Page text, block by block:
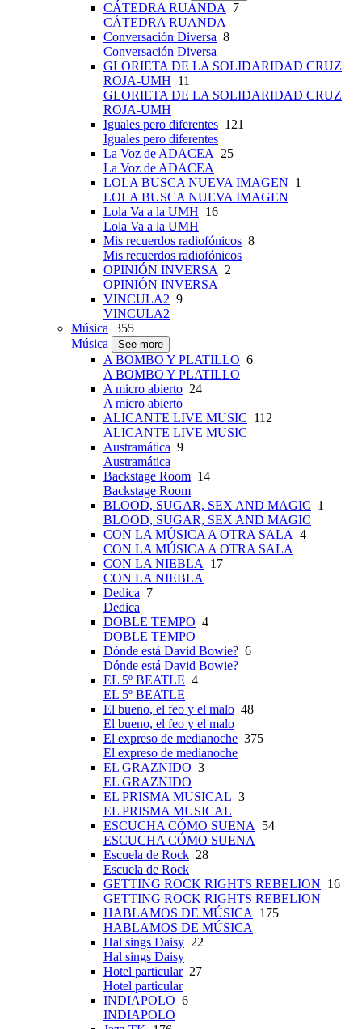
CÁTEDRA RUANDA
7
CÁTEDRA RUANDA
Conversación Diversa 8
Conversación Diversa
GLORIETA DE LA SOLIDARIDAD CRUZ
ROJA-UMH 11
GLORIETA DE LA SOLIDARIDAD CRUZ
ROJA-UMH
Iguales pero diferentes 121
Iguales pero diferentes
La Voz de ADACEA
25
La Voz de ADACEA
LOLA BUSCA NUEVA IMAGEN 1
LOLA BUSCA NUEVA IMAGEN
Lola Va a la UMH 16
Lola Va a la UMH
Mis recuerdos radiofónicos 8
Mis recuerdos radiofónicos
OPINIÓN INVERSA
2
OPINIÓN INVERSA
VINCULA2 9
VINCULA2
Música 355
Música
See more
A BOMBO Y PLATILLO 6
A BOMBO Y PLATILLO
A micro abierto 24
A micro abierto
ALICANTE LIVE MUSIC 112
ALICANTE LIVE MUSIC
Austramática 9
Austramática
Backstage Room 14
Backstage Room
BLOOD, SUGAR, SEX AND MAGIC 1
BLOOD, SUGAR, SEX AND MAGIC
CON LA MÚSICA A OTRA SALA 4
CON LA MÚSICA A OTRA SALA
CON LA NIEBLA
17
CON LA NIEBLA
Dedica 7
Dedica
DOBLE TEMPO 4
DOBLE TEMPO
Dónde está David Bowie? 6
Dónde está David Bowie?
EL 5º BEATLE 4
EL 5º BEATLE
El bueno, el feo y el malo 48
El bueno, el feo y el malo
El expreso de medianoche 375
El expreso de medianoche
EL GRAZNIDO 3
EL GRAZNIDO
EL PRISMA MUSICAL 3
EL PRISMA MUSICAL
ESCUCHA CÓMO SUENA
54
ESCUCHA CÓMO SUENA
Escuela de Rock 28
Escuela de Rock
GETTING ROCK RIGHTS REBELION 16
GETTING ROCK RIGHTS REBELION
HABLAMOS DE MÚSICA
175
HABLAMOS DE MÚSICA
Hal sings Daisy 22
Hal sings Daisy
Hotel particular27
Hotel particular
INDIAPOLO 6
INDIAPOLO